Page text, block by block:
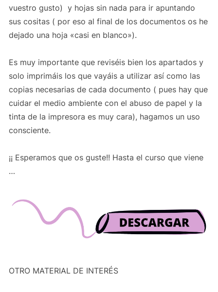
vuestro gusto) y hojas sin nada para ir apuntando
sus cositas ( por eso al final de los documentos os he
dejado una hoja «casi en blanco»).
Es muy importante que reviséis bien los apartados y
solo imprimáis los que vayáis a utilizar así como las
copias necesarias de cada documento ( pues hay que
cuidar el medio ambiente con el abuso de papel y la
tinta de la impresora es muy cara), hagamos un uso
consciente.
¡¡ Esperamos que os guste!! Hasta el curso que viene
…
OTRO MATERIAL DE INTERÉS